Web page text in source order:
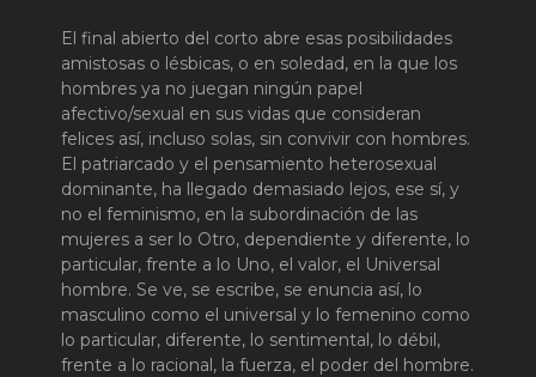
El final abierto del corto abre esas posibilidades
amistosas o lésbicas, o en soledad, en la que los
hombres ya no juegan ningún papel
afectivo/sexual en sus vidas que consideran
felices así, incluso solas, sin convivir con hombres.
El patriarcado y el pensamiento heterosexual
dominante, ha llegado demasiado lejos, ese sí, y
no el feminismo, en la subordinación de las
mujeres a ser lo Otro, dependiente y diferente, lo
particular, frente a lo Uno, el valor, el Universal
hombre. Se ve, se escribe, se enuncia así, lo
masculino como el universal y lo femenino como
lo particular, diferente, lo sentimental, lo débil,
frente a lo racional, la fuerza, el poder del hombre.